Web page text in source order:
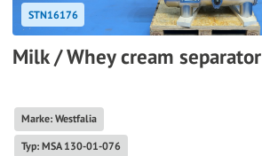
STN16176
Milk / Whey cream separator
Marke: Westfalia
Typ: MSA 130-01-076